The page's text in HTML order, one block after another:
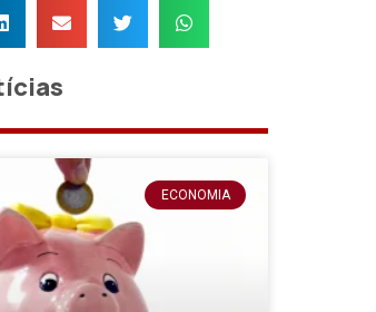
ECONOMIA